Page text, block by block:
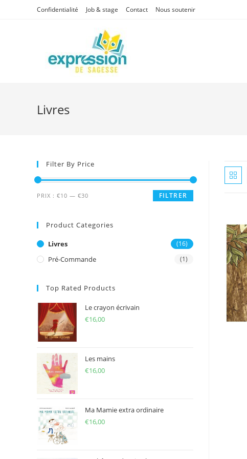
Confidentialité Job & stage Contact Nous soutenir
Livres
Filter By Price
Prix
Prix
FILTRER
PRIX : €10 — €30
Product Categories
Livres (16)
Pré-Commande (1)
Top Rated Products
Le crayon écrivain
€16,00
Les mains
€16,00
Ma Mamie extra ordinaire
€16,00